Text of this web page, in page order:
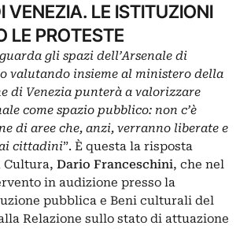
VENEZIA. LE ISTITUZIONI
LE PROTESTE
gli spazi dell’Arsenale di
valutando insieme al ministero della
di Venezia punterà a valorizzare
come spazio pubblico: non c’è
di aree che, anzi, verranno liberate e
cittadini”. È questa la risposta
Cultura, Dario Franceschini, che nel
in audizione presso la
pubblica e Beni culturali del
Relazione sullo stato di attuazione